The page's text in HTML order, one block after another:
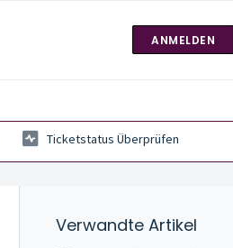
ANMELDEN
Ticketstatus Überprüfen
Verwandte Artikel